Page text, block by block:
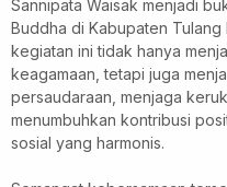
Sannipata Waisak menjadi
Buddha di Kabupaten Tulang
kegiatan ini tidak hanya
keagamaan, tetapi juga
persaudaraan, menjaga
menumbuhkan kontribusi
sosial yang harmonis.